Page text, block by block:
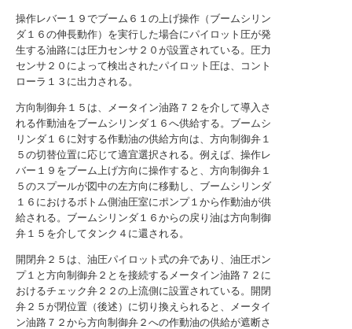
操作レバー１９でブーム６１の上げ操作（ブームシリン
ダ１６の伸長動作）を実行した場合にパイロット圧が発
生する油路には圧力センサ２０が設置されている。圧力
センサ２０によって検出されたパイロット圧は、コント
ローラ１３に出力される。
方向制御弁１５は、メータイン油路７２を介して導入さ
れる作動油をブームシリンダ１６へ供給する。ブームシ
リンダ１６に対する作動油の供給方向は、方向制御弁１
５の切替位置に応じて適宜選択される。例えば、操作レ
バー１９をブーム上げ方向に操作すると、方向制御弁１
５のスプールが図中の左方向に移動し、ブームシリンダ
１６におけるボトム側油圧室にポンプ１から作動油が供
給される。ブームシリンダ１６からの戻り油は方向制御
弁１５を介してタンク４に還される。
開閉弁２５は、油圧パイロット式の弁であり、油圧ポン
プ１と方向制御弁２とを接続するメータイン油路７２に
おけるチェック弁２２の上流側に設置されている。開閉
弁２５が閉位置（後述）に切り換えられると、メータイ
ン油路７２から方向制御弁２への作動油の供給が遮断さ